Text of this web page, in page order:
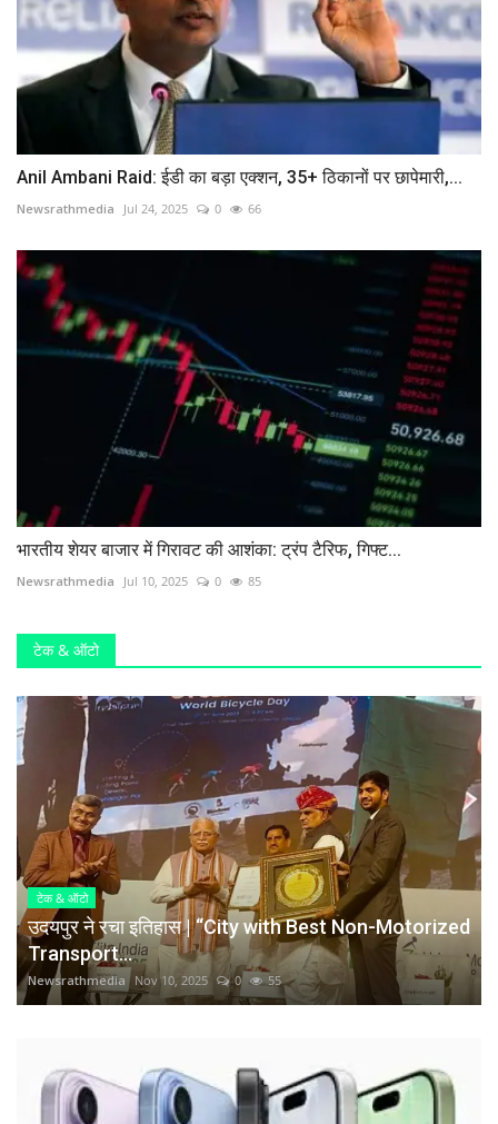
Anil Ambani Raid: ईडी का बड़ा एक्शन, 35+ ठिकानों पर छापेमारी,...
Newsrathmedia Jul 24, 2025 0 66
भारतीय शेयर बाजार में गिरावट की आशंका: ट्रंप टैरिफ, गिफ्ट...
Newsrathmedia Jul 10, 2025 0 85
टेक & ऑटो
टेक & ऑटो
उदयपुर ने रचा इतिहास | “City with Best Non-Motorized
Transport...
Newsrathmedia Nov 10, 2025 0 55